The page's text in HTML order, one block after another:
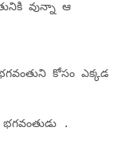
వున్నా ఆ
కోసం ఎక్కడ
.